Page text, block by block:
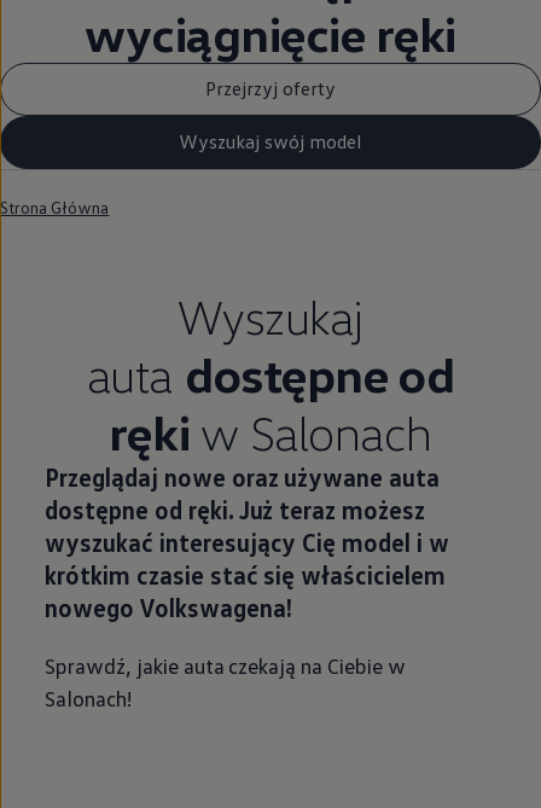
wyciągnięcie ręki
Przejrzyj oferty
Wyszukaj swój model
Strona Główna
Wyszukaj
auta dostępne od
ręki w Salonach
Przeglądaj nowe oraz używane auta
dostępne od ręki. Już teraz możesz
wyszukać interesujący Cię model i w
krótkim czasie stać się właścicielem
nowego Volkswagena!
Sprawdź, jakie auta czekają na Ciebie w
Salonach!